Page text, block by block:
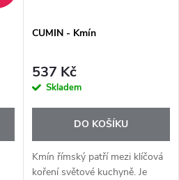
CUMIN - Kmín
537 Kč
Skladem
DO KOŠÍKU
Kmín římský patří mezi klíčová
koření světové kuchyně. Je